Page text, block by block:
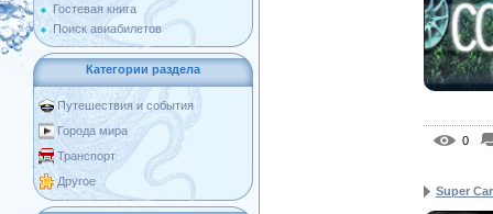
Гостевая книга
Поиск авиабилетов
Категории раздела
Путешествия и события
Города мира
Транспорт
Другое
0
Super